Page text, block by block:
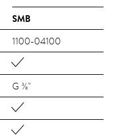
SMB
1100-04100
G ⅜"